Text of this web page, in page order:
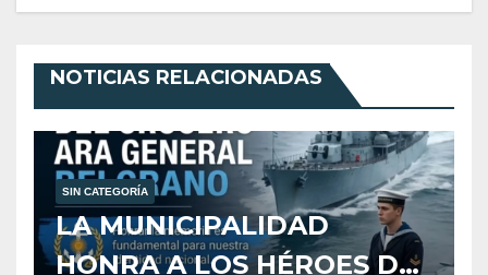
NOTICIAS RELACIONADAS
SIN CATEGORÍA
LA MUNICIPALIDAD
HONRA A LOS HÉROES DEL